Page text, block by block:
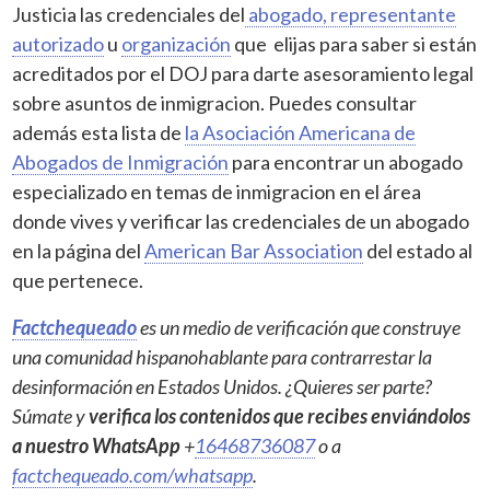
Justicia las credenciales del abogado, representante
autorizadou organización que elijas para saber si están
acreditados por el DOJ para darte asesoramiento legal
sobre asuntos de inmigracion. Puedes consultar
además esta lista de la Asociación Americana de
Abogados de Inmigración para encontrar un abogado
especializado en temas de inmigracion en el área
donde vives y verificar las credenciales de un abogado
en la página delAmerican Bar Association del estado al
que pertenece.
Factchequeadoes un medio de verificación que construye
una comunidad hispanohablante para contrarrestar la
desinformación en Estados Unidos. ¿Quieres ser parte?
Súmate yverifica los contenidos que recibes enviándolos
a nuestro WhatsApp+16468736087o a
factchequeado.com/whatsapp.